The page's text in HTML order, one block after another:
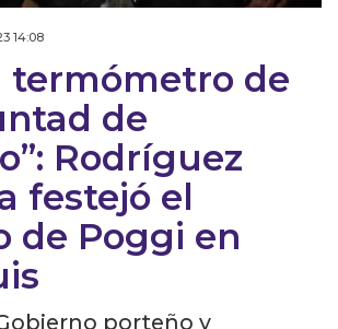
14:08
termómetro de
de
Rodríguez
festejó el
de Poggi en
porteño y